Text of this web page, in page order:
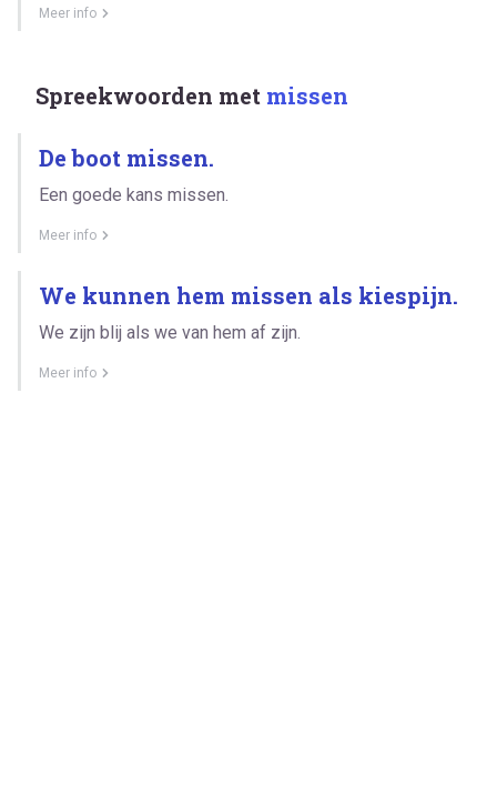
Meer info
Spreekwoorden met missen
De boot missen.
Een goede kans missen.
Meer info
We kunnen hem missen als kiespijn.
We zijn blij als we van hem af zijn.
Meer info